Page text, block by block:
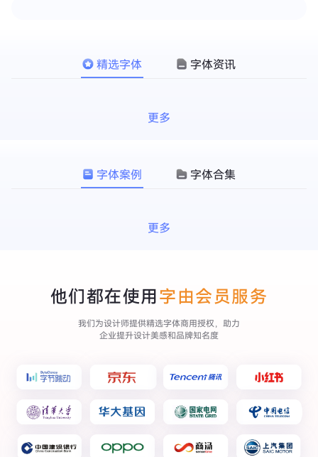
精选字体 字体资讯
更多
字体案例 字体合集
更多
他们都在使用字由会员服务
我们为设计师提供精选字体商用授权，助力
企业提升设计美感和品牌知名度